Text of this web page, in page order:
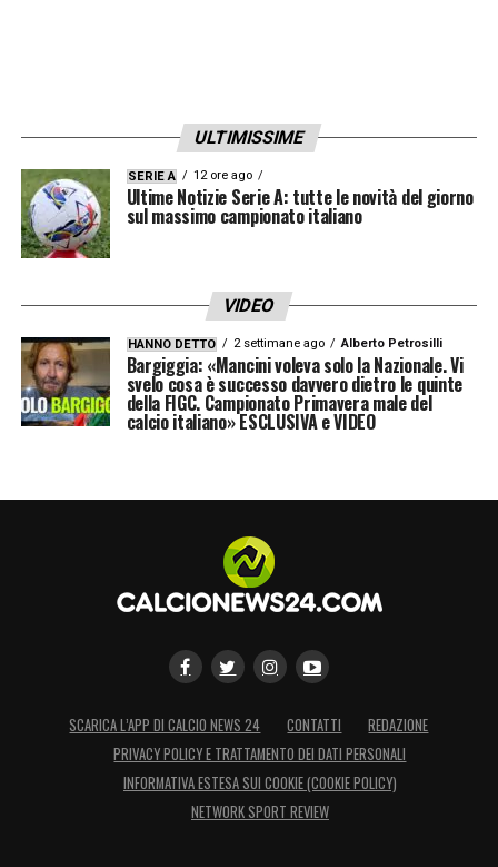
ULTIMISSIME
SERIE A 12 ore ago
Ultime Notizie Serie A: tutte le novità del giorno
sul massimo campionato italiano
VIDEO
HANNO DETTO 2 settimane ago Alberto Petrosilli
Bargiggia: «Mancini voleva solo la Nazionale. Vi
svelo cosa è successo davvero dietro le quinte
della FIGC. Campionato Primavera male del
calcio italiano» ESCLUSIVA e VIDEO
SCARICA L’APP DI CALCIO NEWS 24 CONTATTI
REDAZIONE
PRIVACY POLICY E TRATTAMENTO DEI DATI PERSONALI
INFORMATIVA ESTESA SUI COOKIE (COOKIE POLICY)
NETWORK SPORT REVIEW